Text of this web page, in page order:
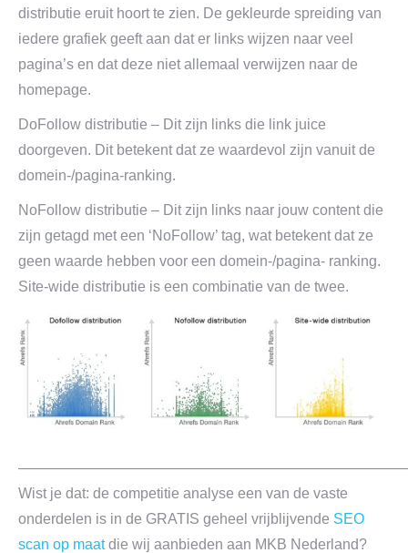
distributie eruit hoort te zien. De gekleurde spreiding van
iedere grafiek geeft aan dat er links wijzen naar veel
pagina’s en dat deze niet allemaal verwijzen naar de
homepage.
DoFollow distributie – Dit zijn links die link juice
doorgeven. Dit betekent dat ze waardevol zijn vanuit de
domein-/pagina-ranking.
NoFollow distributie – Dit zijn links naar jouw content die
zijn getagd met een ‘NoFollow’ tag, wat betekent dat ze
geen waarde hebben voor een domein-/pagina- ranking.
Site-wide distributie is een combinatie van de twee.
Wist je dat: de competitie analyse een van de vaste
onderdelen is in de GRATIS geheel vrijblijvende SEO
scan op maatdie wij aanbieden aan MKB Nederland?